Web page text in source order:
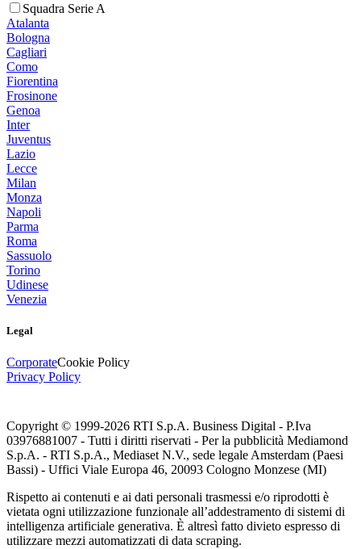
Squadra Serie A
Atalanta
Bologna
Cagliari
Como
Fiorentina
Frosinone
Genoa
Inter
Juventus
Lazio
Lecce
Milan
Monza
Napoli
Parma
Roma
Sassuolo
Torino
Udinese
Venezia
Legal
CorporateCookie Policy
Privacy Policy
Copyright © 1999-2026 RTI S.p.A. Business Digital - P.Iva
03976881007 - Tutti i diritti riservati - Per la pubblicità Mediamond
S.p.A. - RTI S.p.A., Mediaset N.V., sede legale Amsterdam (Paesi
Bassi) - Uffici Viale Europa 46, 20093 Cologno Monzese (MI)
Rispetto ai contenuti e ai dati personali trasmessi e/o riprodotti è
vietata ogni utilizzazione funzionale all’addestramento di sistemi di
intelligenza artificiale generativa. È altresì fatto divieto espresso di
utilizzare mezzi automatizzati di data scraping.